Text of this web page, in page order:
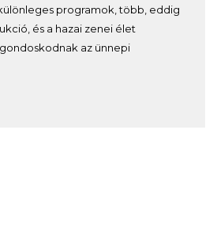
programok, több, eddig
és a hazai zenei élet
az ünnepi